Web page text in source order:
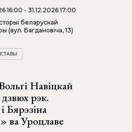
16:00 - 31.12.2026 17:00
беларускай
(вул. Багдановіча, 13)
Навіцкай
рэк.
Бярэзіна
ва Уроцлаве